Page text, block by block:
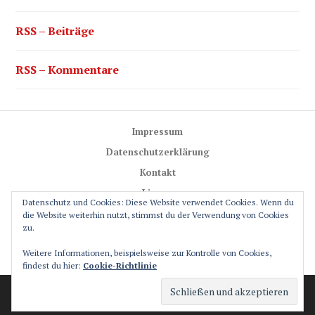
RSS – Beiträge
RSS – Kommentare
Impressum
Datenschutzerklärung
Kontakt
Lizenz
Trail-Rules
Friends
Stolz präsentiert von WordPress
Theme: Canard von
Automattic.
Datenschutz und Cookies: Diese Website verwendet Cookies. Wenn du
die Website weiterhin nutzt, stimmst du der Verwendung von Cookies
zu.
Weitere Informationen, beispielsweise zur Kontrolle von Cookies,
findest du hier: Cookie-Richtlinie